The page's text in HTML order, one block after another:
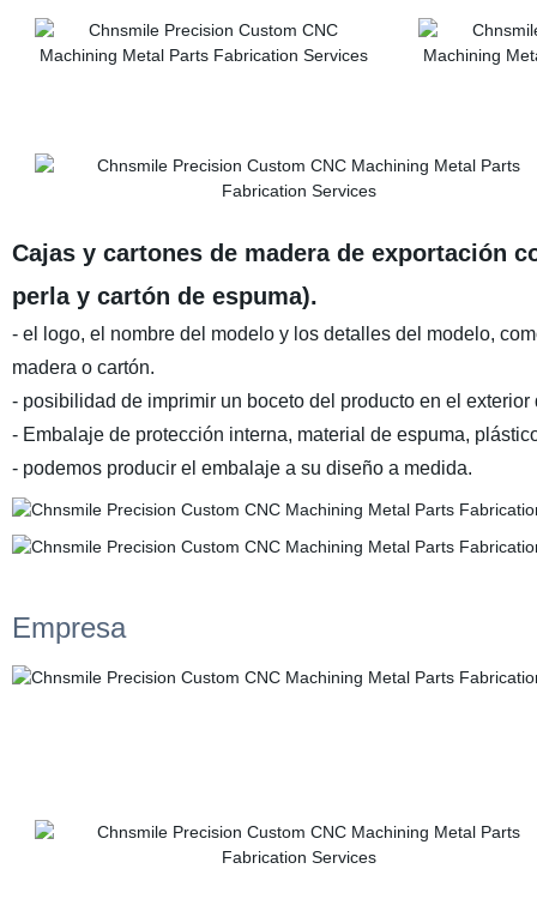
Cajas y cartones de madera de exportación
perla y cartón de espuma).
- el logo, el nombre del modelo y los detalles del modelo,
madera o cartón.
- posibilidad de imprimir un boceto del producto en el exterior
- Embalaje de protección interna, material de espuma,
- podemos producir el embalaje a su diseño a medida.
Empresa